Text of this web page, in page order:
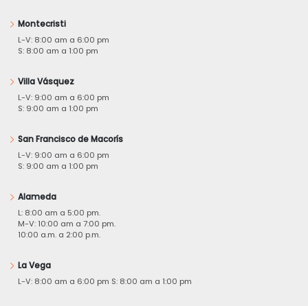
Montecristi
L-V: 8:00 am a 6:00 pm
S: 8:00 am a 1:00 pm
Villa Vásquez
L-V: 9:00 am a 6:00 pm
S: 9:00 am a 1:00 pm
San Francisco de Macorís
L-V: 9:00 am a 6:00 pm
S: 9:00 am a 1:00 pm
Alameda
L: 8:00 am a 5:00 pm.
M-V: 10:00 am a 7:00 pm.
10:00 a.m. a 2:00 p.m.
La Vega
L-V: 8:00 am a 6:00 pm S: 8:00 am a 1:00 pm